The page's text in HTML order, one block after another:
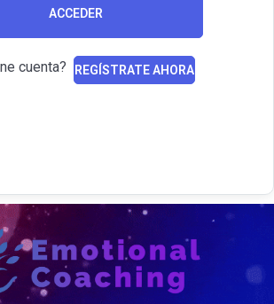
ACCEDER
cuenta? REGÍSTRATE AHORA